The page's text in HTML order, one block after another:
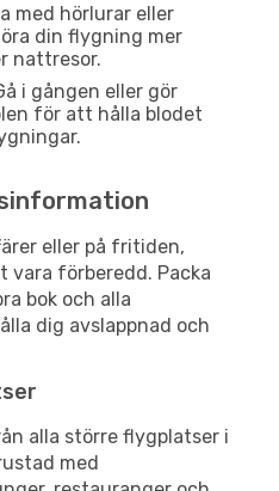
med hörlurar eller
din flygning mer
nattresor.
i gången eller gör
för att hålla blodet
eller på fritiden,
vara förberedd. Packa
bok och alla
dig avslappnad och
alla större flygplatser i
med